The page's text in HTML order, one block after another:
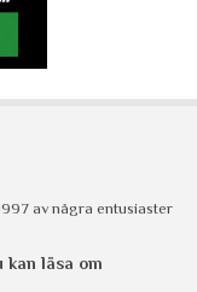
av några entusiaster
kan läsa om